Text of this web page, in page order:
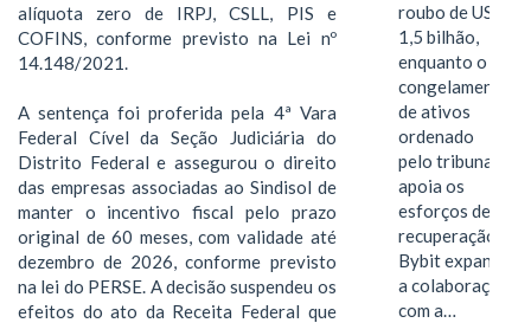
alíquota zero de IRPJ, CSLL, PIS e
COFINS, conforme previsto na Lei nº
14.148/2021.
A sentença foi proferida pela 4ª Vara
Federal Cível da Seção Judiciária do
Distrito Federal e assegurou o direito
das empresas associadas ao Sindisol de
manter o incentivo fiscal pelo prazo
original de 60 meses, com validade até
dezembro de 2026, conforme previsto
na lei do PERSE. A decisão suspendeu os
efeitos do ato da Receita Federal que
roubo de US$
1,5 bilhão,
enquanto o
congelamento
de ativos
ordenado
pelo tribunal
apoia os
esforços de
recuperação e
Bybit expande
a colaboração
com a…